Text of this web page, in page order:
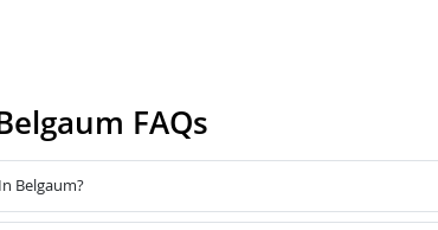
FAQs
Belgaum?